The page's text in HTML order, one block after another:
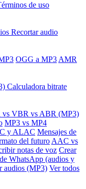
de uso
Recortar audio
OGG a MP3 AMR
Calculadora bitrate
vs VBR vs ABR (MP3)
MP3 vs MP4
y ALAC Mensajes de
del futuro AAC vs
notas de voz Crear
WhatsApp (audios y
audios (MP3) Ver todos